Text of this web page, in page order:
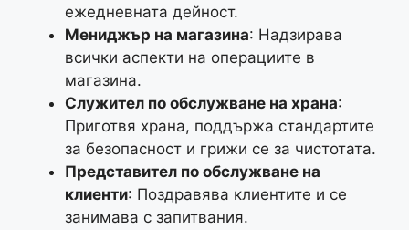
ежедневната дейност.
Мениджър на магазина: Надзирава
всички аспекти на операциите в
магазина.
Служител по обслужване на храна:
Приготвя храна, поддържа стандартите
за безопасност и грижи се за чистотата.
Представител по обслужване на
клиенти: Поздравява клиентите и се
занимава с запитвания.